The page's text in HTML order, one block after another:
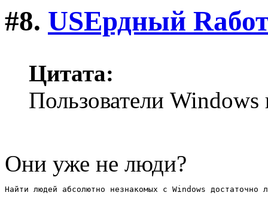
#8. USEрдный
Цитата:
Пользователи
Они уже не люди?
Найти людей абсолютно незнакомых с Windows